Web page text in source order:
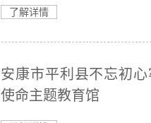
了解详情
安康市平利县不忘初心
使命主题教育馆